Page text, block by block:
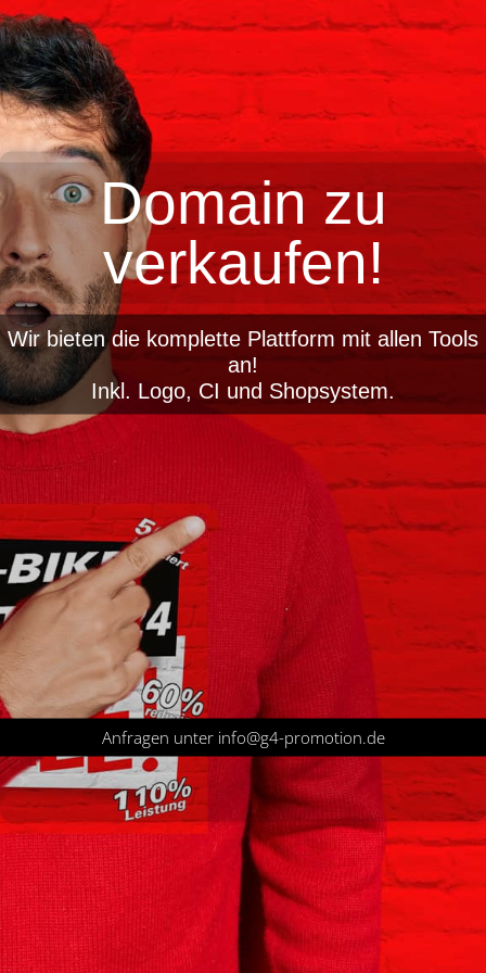
Domain zu
verkaufen!
Wir bieten die komplette Plattform mit allen Tools
an!
Inkl. Logo, CI und Shopsystem.
Anfragen unter info@g4-promotion.de